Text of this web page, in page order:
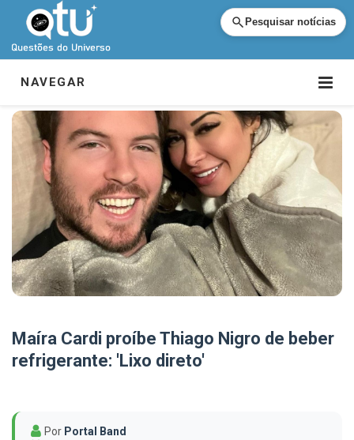
Pesquisar notícias
NAVEGAR
Maíra Cardi proíbe Thiago Nigro de beber
refrigerante: 'Lixo direto'
Por Portal Band